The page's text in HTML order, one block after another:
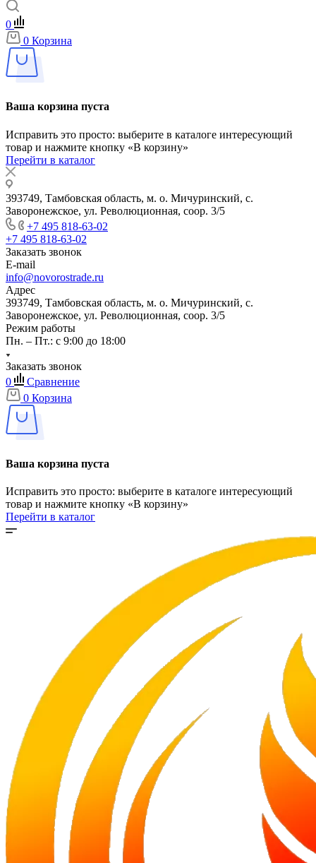
0
0 Корзина
Ваша корзина пуста
Исправить это просто: выберите в каталоге интересующий
товар и нажмите кнопку «В корзину»
Перейти в каталог
393749, Тамбовская область, м. о. Мичуринский, с.
Заворонежское, ул. Революционная, соор. 3/5
+7 495 818-63-02
+7 495 818-63-02
Заказать звонок
E-mail
info@novorostrade.ru
Адрес
393749, Тамбовская область, м. о. Мичуринский, с.
Заворонежское, ул. Революционная, соор. 3/5
Режим работы
Пн. – Пт.: с 9:00 до 18:00
Заказать звонок
0
Сравнение
0 Корзина
Ваша корзина пуста
Исправить это просто: выберите в каталоге интересующий
товар и нажмите кнопку «В корзину»
Перейти в каталог